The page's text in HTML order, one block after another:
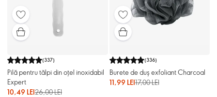
(337)
Pilă pentru tălpi din oțel inoxidabil
Expert
10,49 LEI26,00 LEI
(336)
Burete de duș exfoliant Charcoal
11,99 LEI17,00 LEI